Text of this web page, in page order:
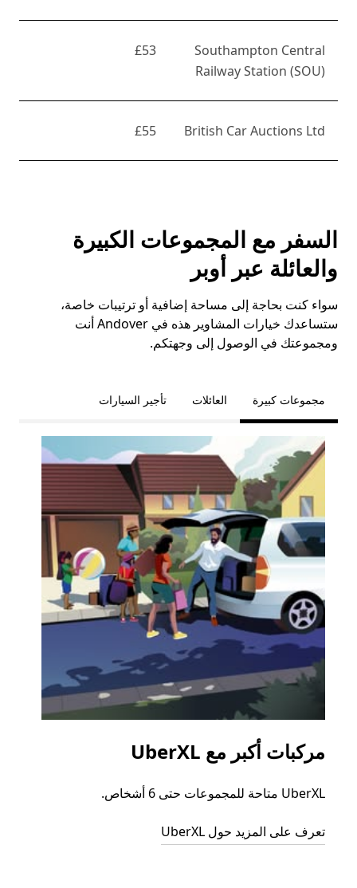
Southampton Central
Railway Station (SOU)
£53
British Car Auctions Ltd
£55
السفر مع المجموعات الكبيرة
والعائلة عبر أوبر
سواء كنت بحاجة إلى مساحة إضافية أو ترتيبات خاصة،
ستساعدك خيارات المشاوير هذه في Andover أنت
ومجموعتك في الوصول إلى وجهتكم.
مجموعات كبيرة العائلات تأجير السيارات
مركبات أكبر مع UberXL
UberXL متاحة للمجموعات حتى 6 أشخاص.
تعرف على المزيد حول UberXL